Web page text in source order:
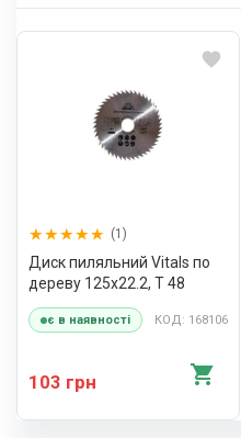
(1)
Диск пиляльний Vitals по
дереву 125x22.2, T 48
є в наявності КОД: 168106
103 грн